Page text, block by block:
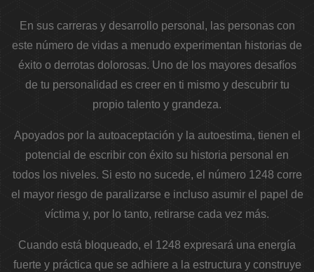
En sus carreras y desarrollo personal, las personas con
este número de vidas a menudo experimentan historias de
éxito o derrotas dolorosas. Uno de los mayores desafíos
de tu personalidad es creer en ti mismo y descubrir tu
propio talento y grandeza.
Apoyados por la autoaceptación y la autoestima, tienen el
potencial de escribir con éxito su historia personal en
todos los niveles. Si esto no sucede, el número 1248 corre
el mayor riesgo de paralizarse e incluso asumir el papel de
víctima y, por lo tanto, retirarse cada vez más.
Cuando está bloqueado, el 1248 expresará una energía
fuerte y práctica que se adhiere a la estructura y construye